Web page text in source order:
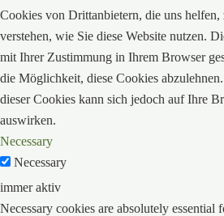
Cookies von Drittanbietern, die uns helfen,
verstehen, wie Sie diese Website nutzen.
mit Ihrer Zustimmung in Ihrem Browser
die Möglichkeit, diese Cookies
dieser Cookies kann sich jedoch auf Ihre
auswirken.
Necessary
Necessary
immer aktiv
Necessary cookies are absolutely essential